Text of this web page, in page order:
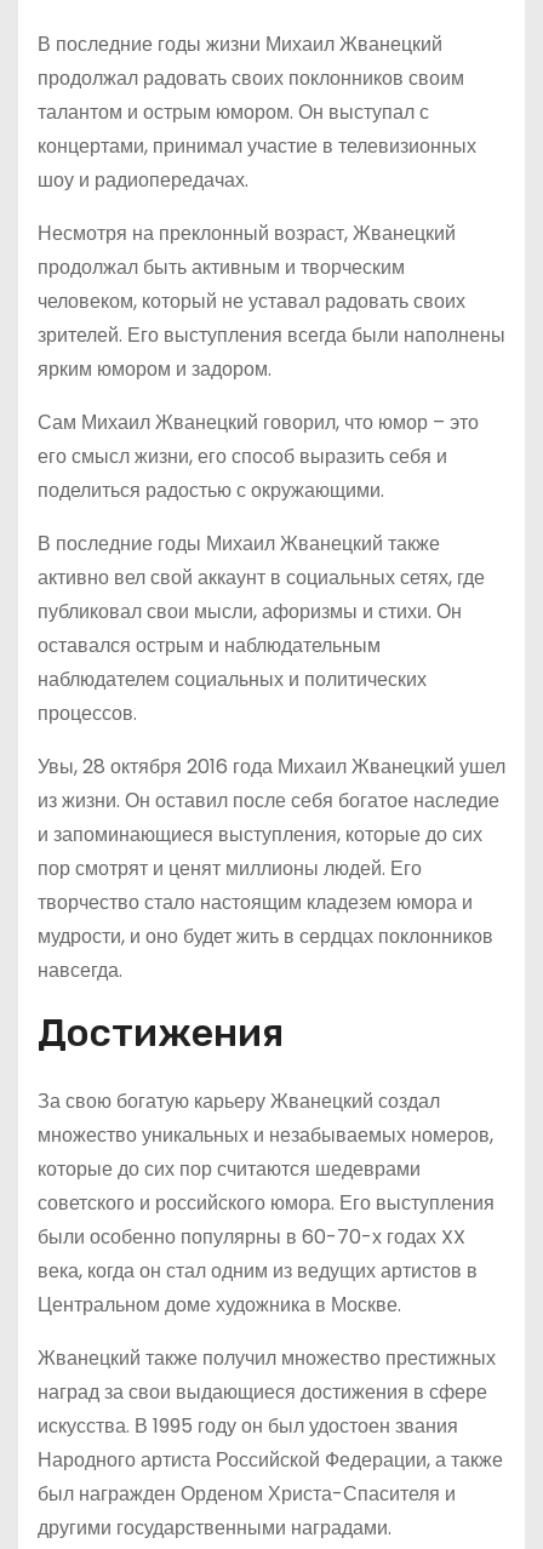
В последние годы жизни Михаил Жванецкий
продолжал радовать своих поклонников своим
талантом и острым юмором. Он выступал с
концертами, принимал участие в телевизионных
шоу и радиопередачах.
Несмотря на преклонный возраст, Жванецкий
продолжал быть активным и творческим
человеком, который не уставал радовать своих
зрителей. Его выступления всегда были наполнены
ярким юмором и задором.
Сам Михаил Жванецкий говорил, что юмор – это
его смысл жизни, его способ выразить себя и
поделиться радостью с окружающими.
В последние годы Михаил Жванецкий также
активно вел свой аккаунт в социальных сетях, где
публиковал свои мысли, афоризмы и стихи. Он
оставался острым и наблюдательным
наблюдателем социальных и политических
процессов.
Увы, 28 октября 2016 года Михаил Жванецкий ушел
из жизни. Он оставил после себя богатое наследие
и запоминающиеся выступления, которые до сих
пор смотрят и ценят миллионы людей. Его
творчество стало настоящим кладезем юмора и
мудрости, и оно будет жить в сердцах поклонников
навсегда.
Достижения
За свою богатую карьеру Жванецкий создал
множество уникальных и незабываемых номеров,
которые до сих пор считаются шедеврами
советского и российского юмора. Его выступления
были особенно популярны в 60-70-х годах XX
века, когда он стал одним из ведущих артистов в
Центральном доме художника в Москве.
Жванецкий также получил множество престижных
наград за свои выдающиеся достижения в сфере
искусства. В 1995 году он был удостоен звания
Народного артиста Российской Федерации, а также
был награжден Орденом Христа-Спасителя и
другими государственными наградами.